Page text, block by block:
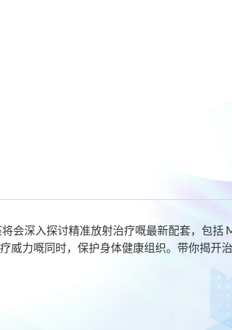
会深入探讨精准放射治疗嘅最新配套，包括
威力嘅同时，保护身体健康组织。带你揭开